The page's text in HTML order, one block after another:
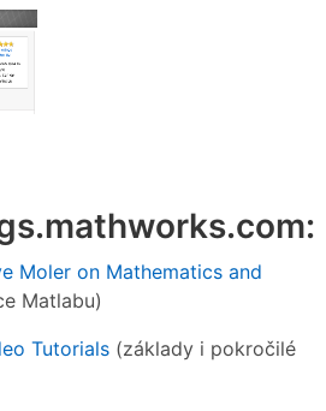
Moler on Mathematics and
Matlabu)
Tutorials (základy i pokročilé